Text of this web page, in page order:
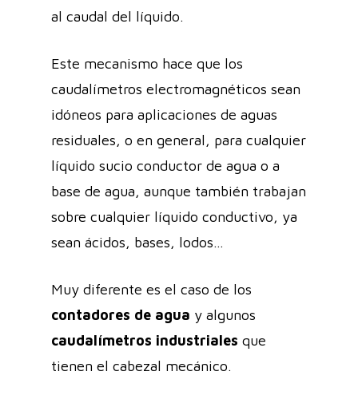
al caudal del líquido.
Este mecanismo hace que los
caudalímetros electromagnéticos sean
idóneos para aplicaciones de aguas
residuales, o en general, para cualquier
líquido sucio conductor de agua o a
base de agua, aunque también trabajan
sobre cualquier líquido conductivo, ya
sean ácidos, bases, lodos…
Muy diferente es el caso de los
contadores de agua y algunos
caudalímetros industriales que
tienen el cabezal mecánico.